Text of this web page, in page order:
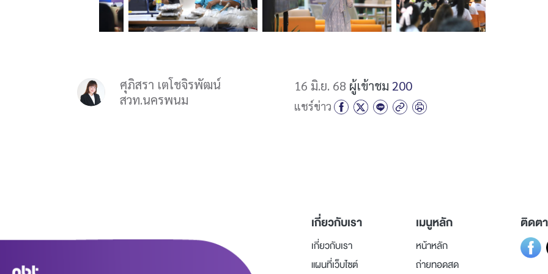
ศุภิสรา เตโชจิรพัฒน์
สวท.นครพนม
16 มิ.ย. 68 ผู้เข้าชม 200
แชร์ข่าว
เกี่ยวกับเรา
เกี่ยวกับเรา
แผนที่เว็บไซต์
เมนูหลัก
หน้าหลัก
ถ่ายทอดสด
ติดต